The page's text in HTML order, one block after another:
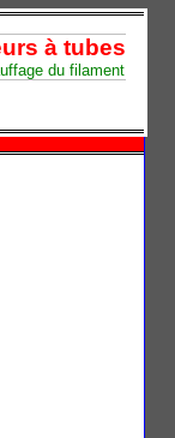
à tubes
du filament